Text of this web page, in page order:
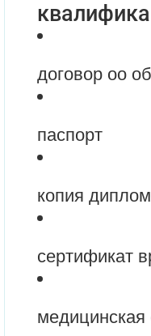
договор оо
паспорт
копия
сертификат
медицинская